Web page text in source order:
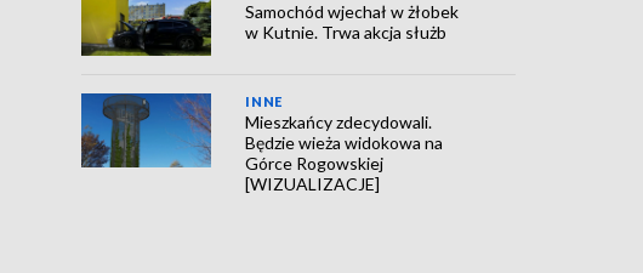
Samochód wjechał w żłobek
w Kutnie. Trwa akcja służb
INNE
Mieszkańcy zdecydowali.
Będzie wieża widokowa na
Górce Rogowskiej
[WIZUALIZACJE]